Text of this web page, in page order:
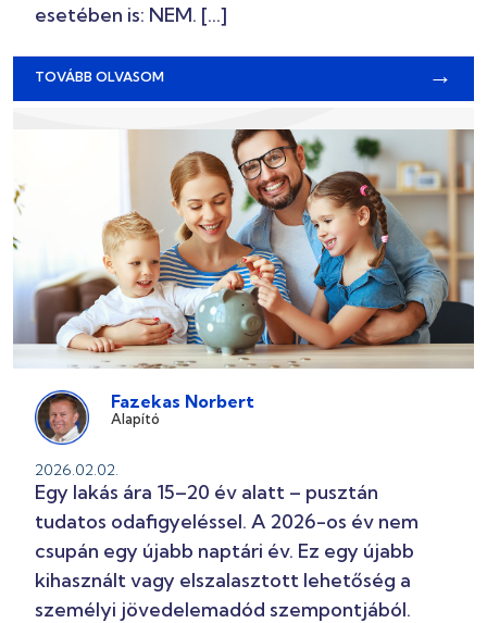
esetében is: NEM. […]
TOVÁBB OLVASOM →
Fazekas Norbert
Alapító
2026.02.02.
Egy lakás ára 15–20 év alatt – pusztán
tudatos odafigyeléssel. A 2026-os év nem
csupán egy újabb naptári év. Ez egy újabb
kihasznált vagy elszalasztott lehetőség a
személyi jövedelemadód szempontjából.